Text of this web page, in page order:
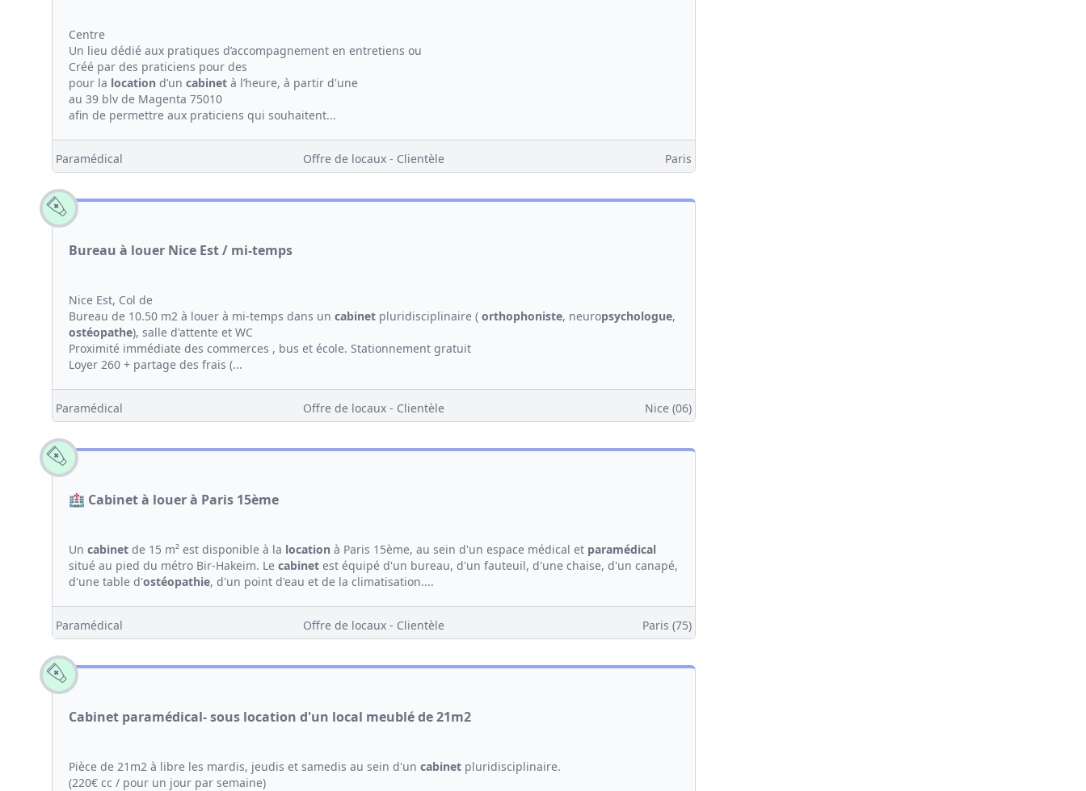
Centre
Un lieu dédié aux pratiques d’accompagnement en entretiens ou
Créé par des praticiens pour des
pour la location d’un cabinet à l’heure, à partir d'une
au 39 blv de Magenta 75010
afin de permettre aux praticiens qui souhaitent...
Paramédical Offre de locaux - Clientèle Paris
Bureau à louer Nice Est / mi-temps
Nice Est, Col de
Bureau de 10.50 m2 à louer à mi-temps dans un cabinet pluridisciplinaire ( orthophoniste, neuropsychologue,
ostéopathe), salle d'attente et WC
Proximité immédiate des commerces , bus et école. Stationnement gratuit
Loyer 260 + partage des frais (...
Paramédical Offre de locaux - Clientèle Nice (06)
🏥 Cabinet à louer à Paris 15ème
Un cabinet de 15 m² est disponible à la location à Paris 15ème, au sein d'un espace médical et paramédical
situé au pied du métro Bir-Hakeim. Le cabinet est équipé d'un bureau, d'un fauteuil, d'une chaise, d'un canapé,
d'une table d'ostéopathie, d'un point d'eau et de la climatisation....
Paramédical Offre de locaux - Clientèle Paris (75)
Cabinet paramédical- sous location d'un local meublé de 21m2
Pièce de 21m2 à libre les mardis, jeudis et samedis au sein d'un cabinet pluridisciplinaire.
(220€ cc / pour un jour par semaine)